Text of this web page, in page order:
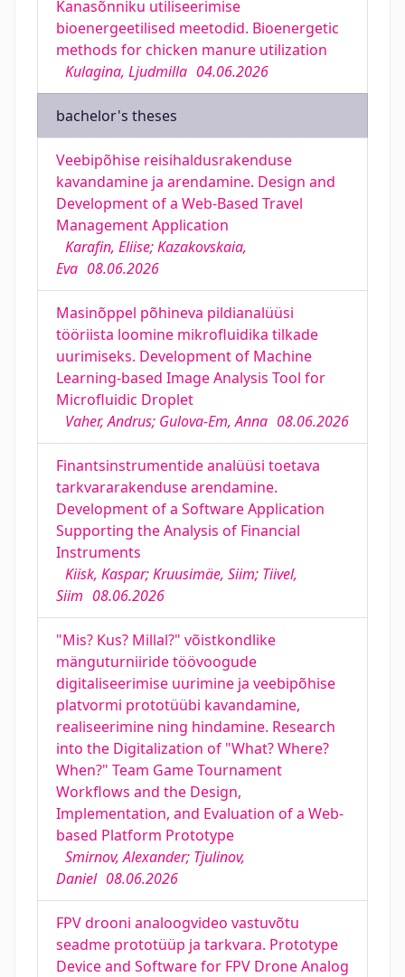
Kanasõnniku utiliseerimise
bioenergeetilised meetodid. Bioenergetic
methods for chicken manure utilization
Kulagina, Ljudmilla 04.06.2026
bachelor's theses
Veebipõhise reisihaldusrakenduse
kavandamine ja arendamine. Design and
Development of a Web-Based Travel
Management Application
Karafin, Eliise; Kazakovskaia,
Eva 08.06.2026
Masinõppel põhineva pildianalüüsi
tööriista loomine mikrofluidika tilkade
uurimiseks. Development of Machine
Learning-based Image Analysis Tool for
Microfluidic Droplet
Vaher, Andrus; Gulova-Em, Anna 08.06.2026
Finantsinstrumentide analüüsi toetava
tarkvararakenduse arendamine.
Development of a Software Application
Supporting the Analysis of Financial
Instruments
Kiisk, Kaspar; Kruusimäe, Siim; Tiivel,
Siim 08.06.2026
"Mis? Kus? Millal?" võistkondlike
mänguturniiride töövoogude
digitaliseerimise uurimine ja veebipõhise
platvormi prototüübi kavandamine,
realiseerimine ning hindamine. Research
into the Digitalization of "What? Where?
When?" Team Game Tournament
Workflows and the Design,
Implementation, and Evaluation of a Web-
based Platform Prototype
Smirnov, Alexander; Tjulinov,
Daniel 08.06.2026
FPV drooni analoogvideo vastuvõtu
seadme prototüüp ja tarkvara. Prototype
Device and Software for FPV Drone Analog